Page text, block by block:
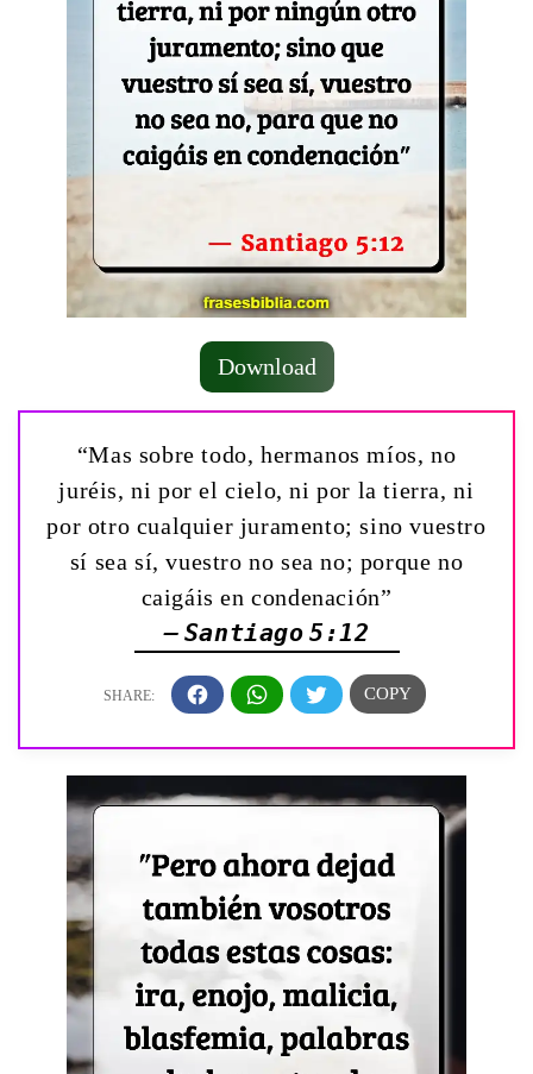
Download
“Mas sobre todo, hermanos míos, no
juréis, ni por el cielo, ni por la tierra, ni
por otro cualquier juramento; sino vuestro
sí sea sí, vuestro no sea no; porque no
caigáis en condenación”
— Santiago 5:12